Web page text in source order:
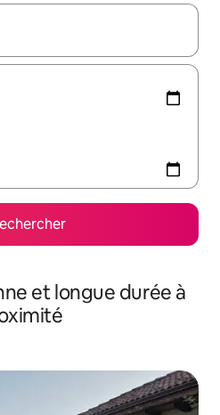
utilisez les flèches vers le
et longue durée à